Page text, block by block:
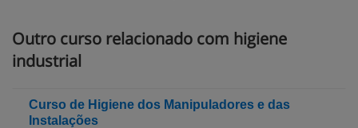
Outro curso relacionado com higiene
industrial
Curso de Higiene dos Manipuladores e das
Instalações